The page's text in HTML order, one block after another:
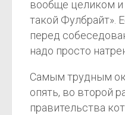
вообще целиком и
такой Фулбрайт».
перед
надо просто
Самым трудным
опять, во второй
правительства